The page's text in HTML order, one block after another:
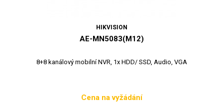
HIKVISION
AE-MN5083(M12)
8+8 kanálový mobilní NVR, 1x HDD/ SSD, Audio, VGA
Cena
Cena na vyžádání